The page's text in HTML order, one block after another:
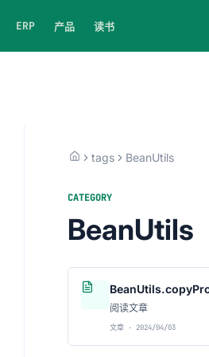
ERP 产品 读书
tags BeanUtils
CATEGORY
BeanUtils
阅读文章
文章 · 2024/04/03